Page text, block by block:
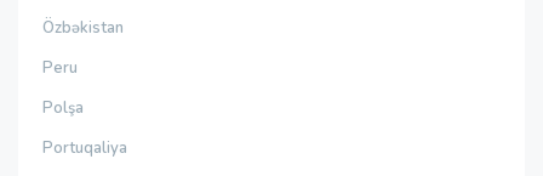
Özbəkistan
Peru
Polşa
Portuqaliya